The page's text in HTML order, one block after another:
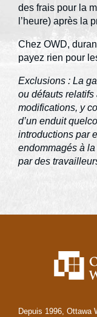
des frais pour la
l’heure) après la
Chez OWD,
payez rien pour
Exclusions : La
ou défauts relatifs
modifications, y
d’un enduit
introductions par
endommagés à
par des
Depuis 1996, Ottawa